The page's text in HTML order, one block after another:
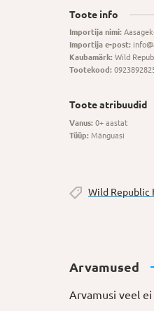
Toote info
Importija nimi:
Importija e-post:
Kaubamärk:Wild
Tootekood:
Toote atribuudid
Vanus:0+ aastat
Tüüp:Mänguasi
Wild Republic
Arvamused
Arvamusi veel ei